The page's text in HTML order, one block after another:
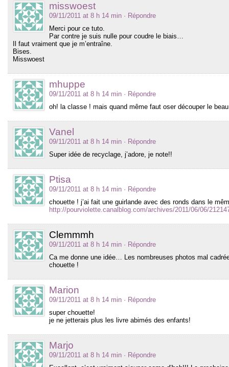
misswoest
09/11/2011 at 8 h 14 min · Répondre
Merci pour ce tuto.
Par contre je suis nulle pour coudre le biais…
Il faut vraiment que je m’entraîne.
Bises.
Misswoest
mhuppe
09/11/2011 at 8 h 14 min · Répondre
oh! la classe ! mais quand même faut oser découper le
Vanel
09/11/2011 at 8 h 14 min · Répondre
Super idée de recyclage, j’adore, je note!!
Ptisa
09/11/2011 at 8 h 14 min · Répondre
chouette ! j’ai fait une guirlande avec des ronds dans le
http://pourviolette.canalblog.com/archives/2011/06/06/
Clemmmh
09/11/2011 at 8 h 14 min · Répondre
Ca me donne une idée… Les nombreuses photos mal
chouette !
Marion
09/11/2011 at 8 h 14 min · Répondre
super chouette!
je ne jetterais plus les livre abimés des enfants!
Marjo
09/11/2011 at 8 h 14 min · Répondre